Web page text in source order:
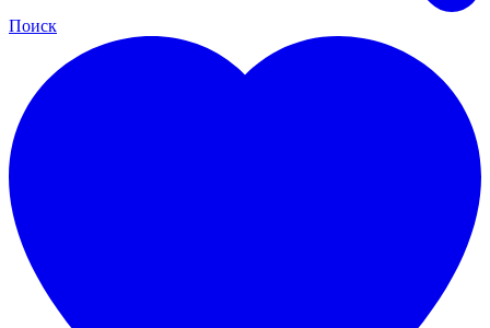
Поиск